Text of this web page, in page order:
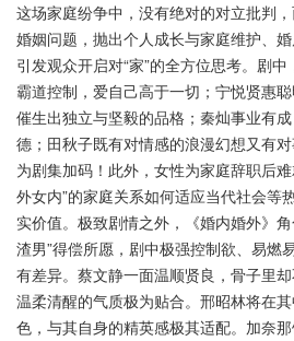
这场家庭纷争中，没有绝对的对立批判
婚姻问题，抛出个人成长与家庭维护、
引发观众开启对“家”的全方位思考。剧
霸道控制，爱自己高于一切；宁悦贤惠
催生出独立与坚毅的品格；秦灿事业有
德；田秋子既有对情感的浪漫幻想又有
为剧集加码！此外，女性为家庭辞职后
外女内”的家庭关系如何适应当代社会等
实价值。极致剧情之外，《婚内婚外》
渣男”得偿所愿，剧中极强控制欲、易燃
有差异。蔡文静一面温顺贤良，骨子里
温柔清醒的气质极为贴合。邢昭林将在
色，与其自身的精英感极其适配。加奈